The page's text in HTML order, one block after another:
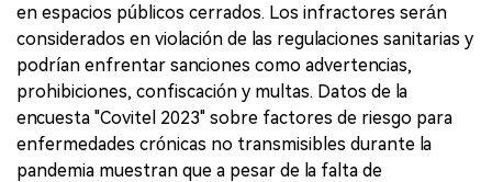
en espacios públicos cerrados. Los infractores serán
considerados en violación de las regulaciones sanitarias y
podrían enfrentar sanciones como advertencias,
prohibiciones, confiscación y multas. Datos de la
encuesta "Covitel 2023" sobre factores de riesgo para
enfermedades crónicas no transmisibles durante la
pandemia muestran que a pesar de la falta de